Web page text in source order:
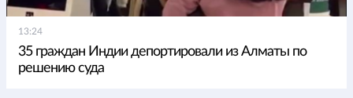
13:24
35 граждан Индии депортировали из Алматы по
решению суда